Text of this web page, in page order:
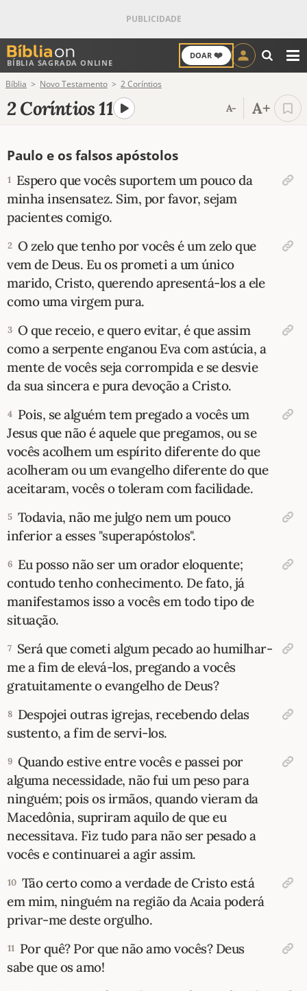
BÍBLIA SAGRADA ONLINE
DOAR ❤️
ANTIGO TESTAMENTO
VERSÍCULOS
VERSÍCULO DO DIA
PALAVRA DO DIA
SALMO DO DIA
DEVOCIONAL DIÁRIO
10 MANDAMENTOS
ESTUDOS BÍBLICOS
TEMAS
PERGUNTE À BÍBLIA IA
QUEM SOMOS
LOJA BÍBLIAON
Bíblia Novo Testamento 2 Coríntios
2 Coríntios 11 A- A+
Paulo e os falsos apóstolos
1 Espero que vocês suportem um pouco da
minha insensatez. Sim, por favor, sejam
pacientes comigo.
2 O zelo que tenho por vocês é um zelo que
vem de Deus. Eu os prometi a um único
marido, Cristo, querendo apresentá-los a ele
como uma virgem pura.
3 O que receio, e quero evitar, é que assim
como a serpente enganou Eva com astúcia, a
mente de vocês seja corrompida e se desvie
da sua sincera e pura devoção a Cristo.
4 Pois, se alguém tem pregado a vocês um
Jesus que não é aquele que pregamos, ou se
vocês acolhem um espírito diferente do que
acolheram ou um evangelho diferente do que
aceitaram, vocês o toleram com facilidade.
5 Todavia, não me julgo nem um pouco
inferior a esses "superapóstolos".
6 Eu posso não ser um orador eloquente;
contudo tenho conhecimento. De fato, já
manifestamos isso a vocês em todo tipo de
situação.
7 Será que cometi algum pecado ao humilhar-
me a fim de elevá-los, pregando a vocês
gratuitamente o evangelho de Deus?
8 Despojei outras igrejas, recebendo delas
sustento, a fim de servi-los.
9 Quando estive entre vocês e passei por
alguma necessidade, não fui um peso para
ninguém; pois os irmãos, quando vieram da
Macedônia, supriram aquilo de que eu
necessitava. Fiz tudo para não ser pesado a
vocês e continuarei a agir assim.
10 Tão certo como a verdade de Cristo está
em mim, ninguém na região da Acaia poderá
privar-me deste orgulho.
11 Por quê? Por que não amo vocês? Deus
sabe que os amo!